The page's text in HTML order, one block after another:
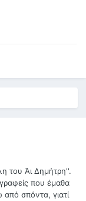
του Άι Δημήτρη''.
που έμαθα
σπόντα, γιατί